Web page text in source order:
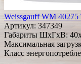
Weissgauff WM 40275
Артикул: 347349
Габариты ШxГxВ:
Максимальная
Класс